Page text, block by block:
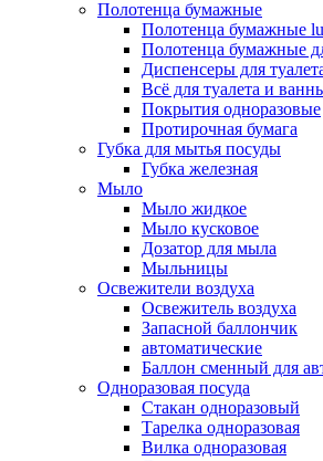
Полотенца бумажные
Полотенца бумажные
Полотенца бумажные
Диспенсеры для
Всё для туалета и
Покрытия одноразовые
Протирочная бумага
Губка для мытья посуды
Губка железная
Мыло
Мыло жидкое
Мыло кусковое
Дозатор для мыла
Мыльницы
Освежители воздуха
Освежитель воздуха
Запасной баллончик
автоматические
Баллон сменный для
Одноразовая посуда
Стакан одноразовый
Тарелка одноразовая
Вилка одноразовая